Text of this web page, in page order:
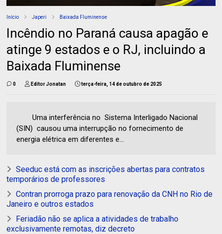
Início Japeri Baixada Fluminense
Incêndio no Paraná causa apagão e
atinge 9 estados e o RJ, incluindo a
Baixada Fluminense
0 Editor Jonatan terça-feira, 14 de outubro de 2025
Uma interferência no Sistema Interligado Nacional
(SIN) causou uma interrupção no fornecimento de
energia elétrica em diferentes e...
Seeduc está com as inscrições abertas para contratos
temporários de professores
Contran prorroga prazo para renovação da CNH no Rio de
Janeiro e outros estados
Feriadão não se aplica a atividades de trabalho
exclusivamente remotas, diz decreto